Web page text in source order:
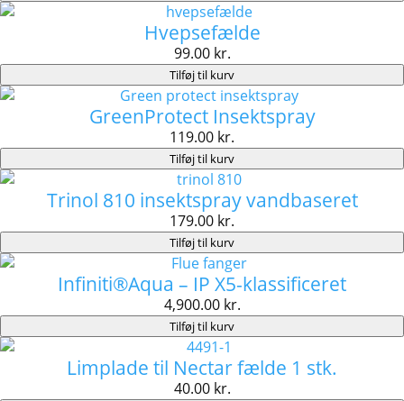
Hvepsefælde
99.00 kr.
Tilføj til kurv
GreenProtect Insektspray
119.00 kr.
Tilføj til kurv
Trinol 810 insektspray vandbaseret
179.00 kr.
Tilføj til kurv
Infiniti®Aqua – IP X5-klassificeret
4,900.00 kr.
Tilføj til kurv
Limplade til Nectar fælde 1 stk.
40.00 kr.